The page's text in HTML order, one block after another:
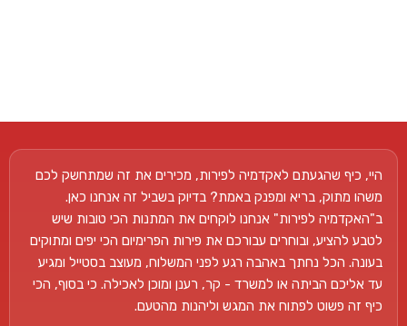
היי, כיף שהגעתם לאקדמיה לפירות, מכירים את זה שמתחשק לכם
משהו מתוק, בריא ומפנק באמת? בדיוק בשביל זה אנחנו כאן.
ב"האקדמיה לפירות" אנחנו לוקחים את המתנות הכי טובות שיש
לטבע להציע, ובוחרים עבורכם את פירות הפרימיום הכי יפים ומתוקים
בעונה. הכל נחתך באהבה רגע לפני המשלוח, מעוצב בסטייל ומגיע
עד אליכם הביתה או למשרד - קר, רענן ומוכן לאכילה. כי בסוף, הכי
כיף זה פשוט לפתוח את המגש וליהנות מהטעם.